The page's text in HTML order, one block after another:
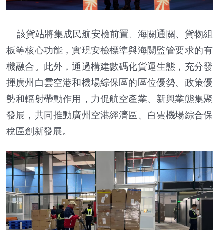
該貨站將集成民航安檢前置、海關通關、貨物組
板等核心功能，實現安檢標準與海關監管要求的有
機融合。此外，通過構建數碼化貨運生態，充分發
揮廣州白雲空港和機場綜保區的區位優勢、政策優
勢和輻射帶動作用，力促航空產業、新興業態集聚
發展，共同推動廣州空港經濟區、白雲機場綜合保
稅區創新發展。